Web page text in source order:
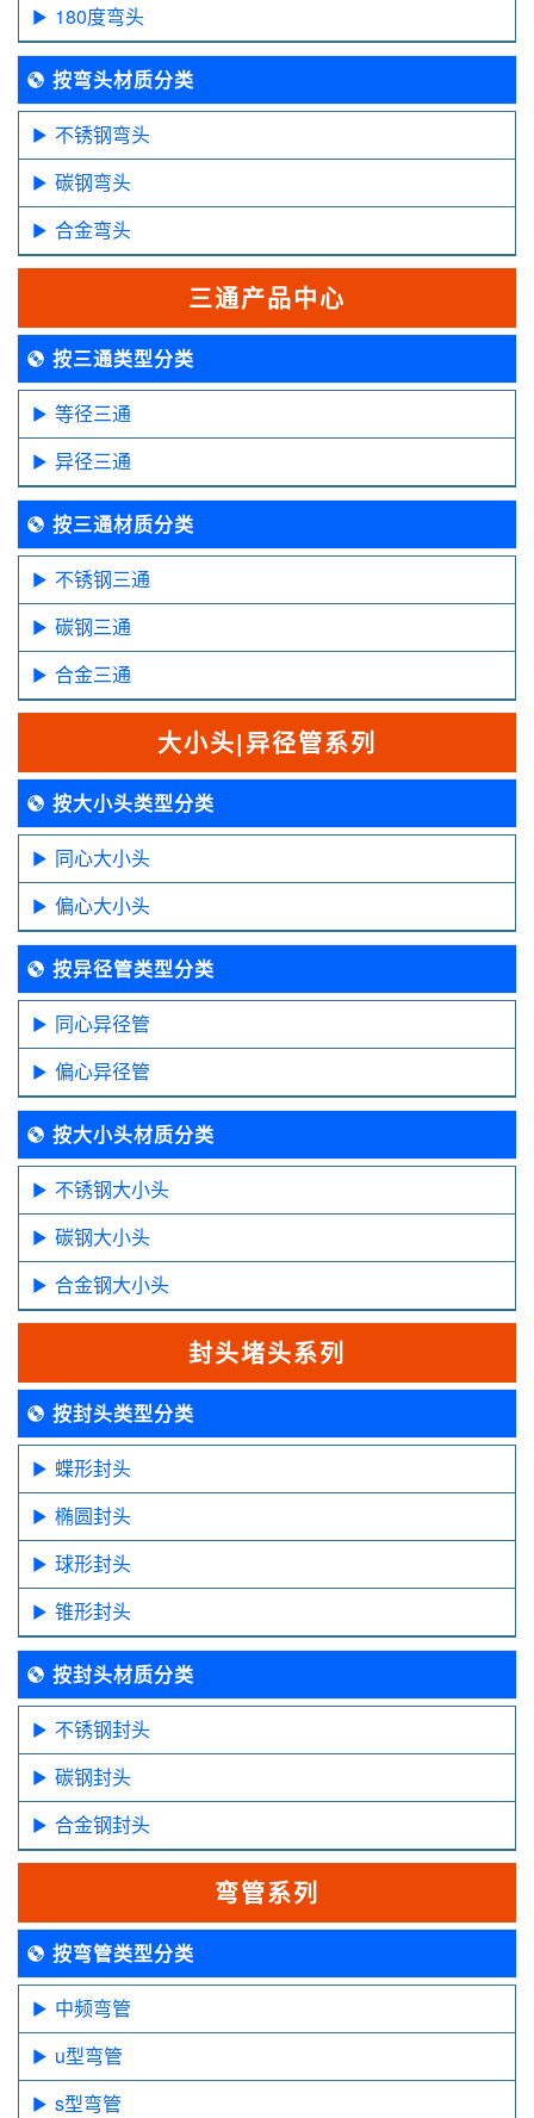
180度弯头
按弯头材质分类
不锈钢弯头
碳钢弯头
合金弯头
三通产品中心
按三通类型分类
等径三通
异径三通
按三通材质分类
不锈钢三通
碳钢三通
合金三通
大小头|异径管系列
按大小头类型分类
同心大小头
偏心大小头
按异径管类型分类
同心异径管
偏心异径管
按大小头材质分类
不锈钢大小头
碳钢大小头
合金钢大小头
封头堵头系列
按封头类型分类
蝶形封头
椭圆封头
球形封头
锥形封头
按封头材质分类
不锈钢封头
碳钢封头
合金钢封头
弯管系列
按弯管类型分类
中频弯管
u型弯管
s型弯管